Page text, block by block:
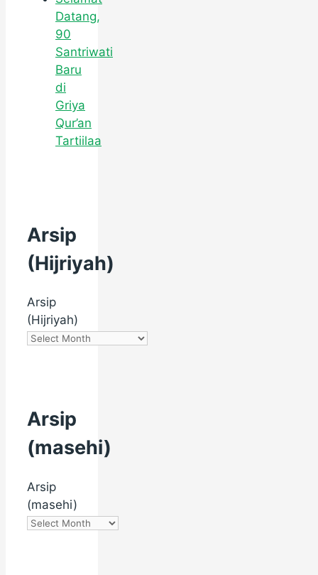
Datang,
90
Santriwati
Baru
di
Griya
Qur’an
Tartiilaa
Arsip
(Hijriyah)
Arsip
(Hijriyah)
Arsip
(masehi)
Arsip
(masehi)